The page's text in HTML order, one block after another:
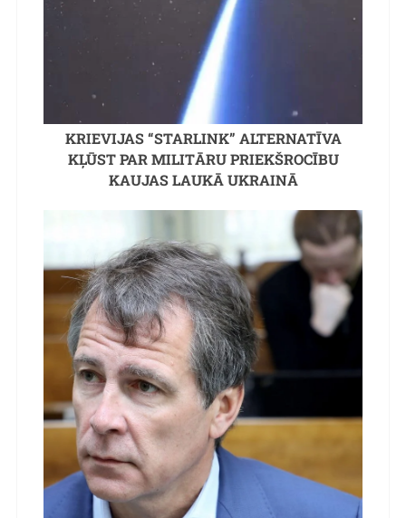
KRIEVIJAS “STARLINK” ALTERNATĪVA
KĻŪST PAR MILITĀRU PRIEKŠROCĪBU
KAUJAS LAUKĀ UKRAINĀ